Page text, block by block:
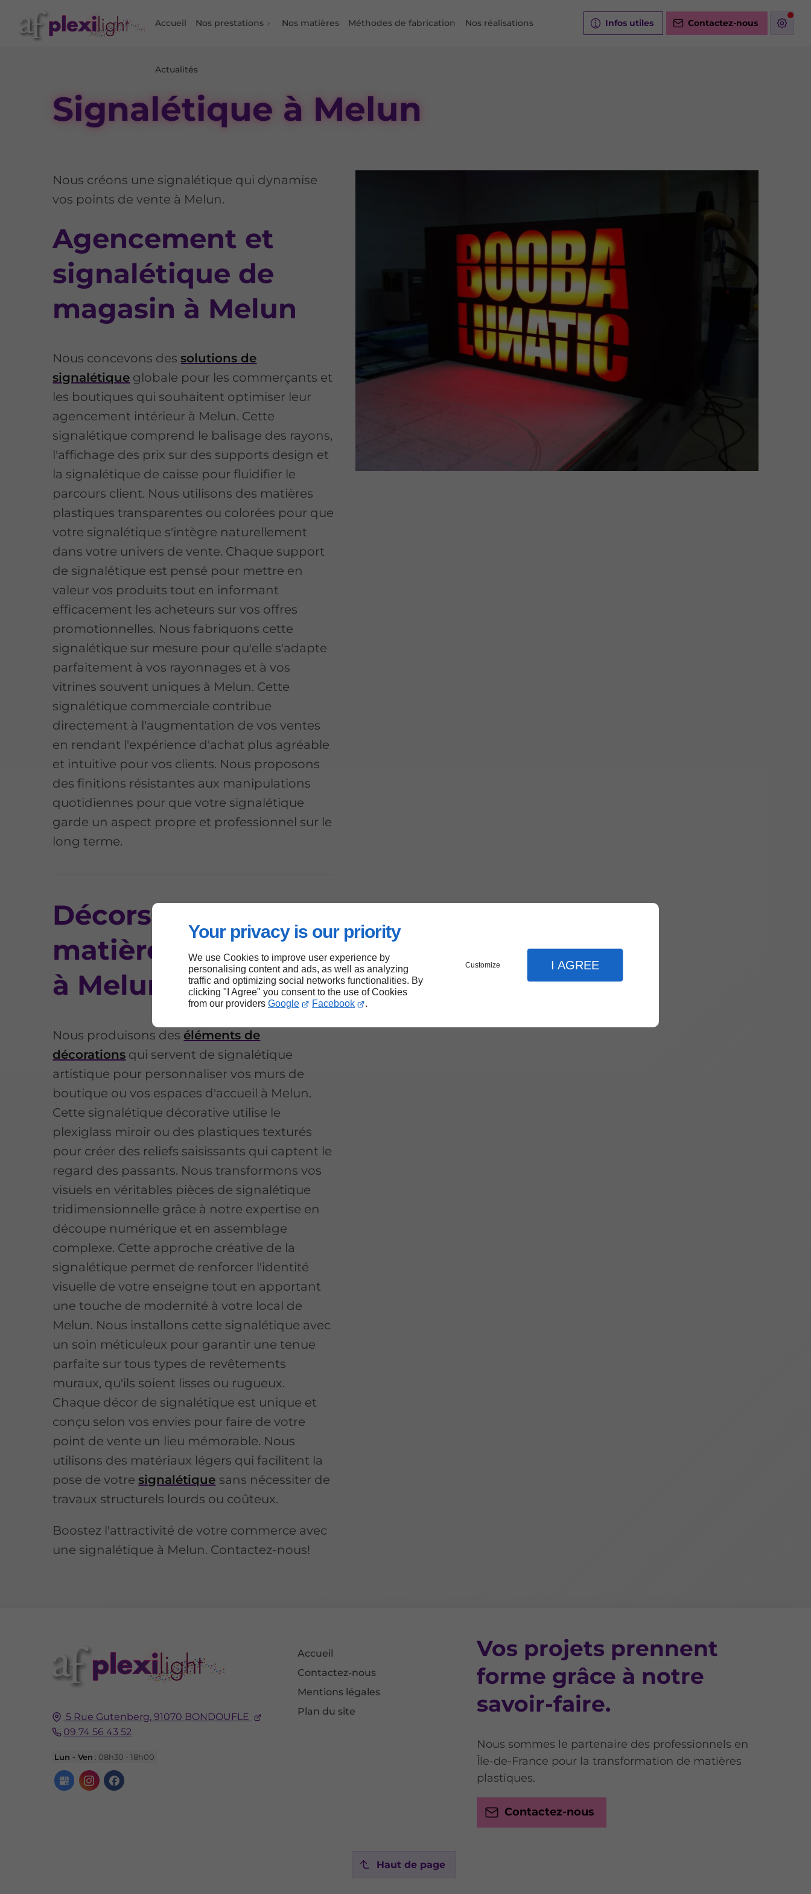
Your privacy is our priority
We use Cookies to improve user experience by
personalising content and ads, as well as analyzing
traffic and optimizing social networks functionalities. By
clicking "I Agree" you consent to the use of Cookies
from our providers Google Facebook .
Customize I AGREE
Accueil Nos prestations Nos matières Méthodes de fabrication Nos réalisations
Actualités
Infos utiles Contactez-nous
Signalétique à Melun
Nous créons une signalétique qui dynamise
vos points de vente à Melun.
Agencement et
signalétique de
magasin à Melun
Nous concevons dessolutions de
signalétique globale pour les commerçants et
les boutiques qui souhaitent optimiser leur
agencement intérieur à Melun. Cette
signalétique comprend le balisage des rayons,
l'affichage des prix sur des supports design et
la signalétique de caisse pour fluidifier le
parcours client. Nous utilisons des matières
plastiques transparentes ou colorées pour que
votre signalétique s'intègre naturellement
dans votre univers de vente. Chaque support
de signalétique est pensé pour mettre en
valeur vos produits tout en informant
efficacement les acheteurs sur vos offres
promotionnelles. Nous fabriquons cette
signalétique sur mesure pour qu'elle s'adapte
parfaitement à vos rayonnages et à vos
vitrines souvent uniques à Melun. Cette
signalétique commerciale contribue
directement à l'augmentation de vos ventes
en rendant l'expérience d'achat plus agréable
et intuitive pour vos clients. Nous proposons
des finitions résistantes aux manipulations
quotidiennes pour que votre signalétique
garde un aspect propre et professionnel sur le
long terme.
Décors muraux en
matières plastiques
à Melun
Nous produisons des éléments de
décorations qui servent de signalétique
artistique pour personnaliser vos murs de
boutique ou vos espaces d'accueil à Melun.
Cette signalétique décorative utilise le
plexiglass miroir ou des plastiques texturés
pour créer des reliefs saisissants qui captent le
regard des passants. Nous transformons vos
visuels en véritables pièces de signalétique
tridimensionnelle grâce à notre expertise en
découpe numérique et en assemblage
complexe. Cette approche créative de la
signalétique permet de renforcer l'identité
visuelle de votre enseigne tout en apportant
une touche de modernité à votre local de
Melun. Nous installons cette signalétique avec
un soin méticuleux pour garantir une tenue
parfaite sur tous types de revêtements
muraux, qu'ils soient lisses ou rugueux.
Chaque décor de signalétique est unique et
conçu selon vos envies pour faire de votre
point de vente un lieu mémorable. Nous
utilisons des matériaux légers qui facilitent la
pose de votresignalétique sans nécessiter de
travaux structurels lourds ou coûteux.
Boostez l'attractivité de votre commerce avec
une signalétique à Melun. Contactez-nous!
5 Rue Gutenberg, 91070 BONDOUFLE
09 74 56 43 52
Lun - Ven : 08h30 - 18h00
Accueil
Contactez-nous
Mentions légales
Plan du site
Vos projets prennent
forme grâce à notre
savoir-faire.
Nous sommes le partenaire des professionnels en
Île-de-France pour la transformation de matières
plastiques.
Contactez-nous
Haut de page